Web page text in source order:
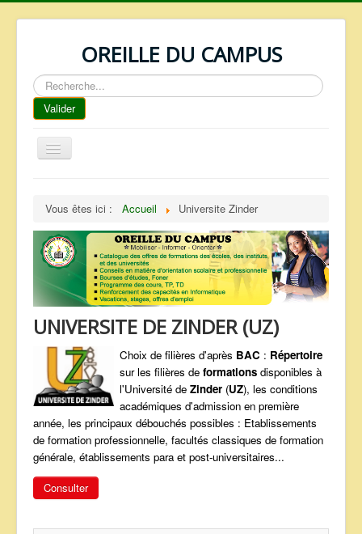
OREILLE DU CAMPUS
Rechercher
Valider
Basculer
la
REPERTOIRE
QUI SOMMES NOUS ?
NOS SERVICES
FAQ
CONTACTS
TELECHARGEMENTS
ANNONCES
Vous êtes ici : Accueil Universite Zinder
UNIVERSITE DE ZINDER (UZ)
Choix de filières d'après BAC : Répertoire
sur les filières de formations disponibles à
l'Université de Zinder (UZ), les conditions
académiques d'admission en première
année, les principaux débouchés possibles : Etablissements
de formation professionnelle, facultés classiques de formation
générale, établissements para et post-universitaires...
Consulter